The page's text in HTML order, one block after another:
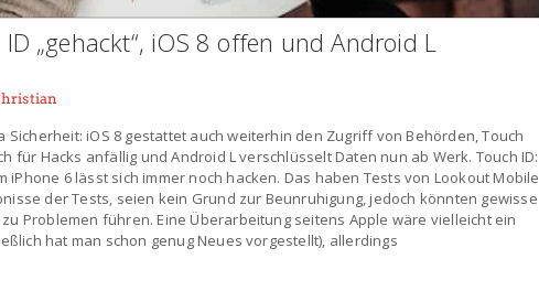
„gehackt“, iOS 8 offen und Android L
Sicherheit: iOS 8 gestattet auch weiterhin den Zugriff von Behörden, Touch
für Hacks anfällig und Android L verschlüsselt Daten nun ab Werk. Touch ID:
iPhone 6 lässt sich immer noch hacken. Das haben Tests von Lookout Mobile
der Tests, seien kein Grund zur Beunruhigung, jedoch könnten gewisse
Problemen führen. Eine Überarbeitung seitens Apple wäre vielleicht ein
hat man schon genug Neues vorgestellt), allerdings